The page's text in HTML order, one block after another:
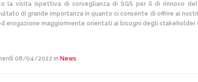
la visita ispettiva di sorveglianza di SGS per il di rinnovo
di grande importanza in quanto ci consente di offrire ai
erogazione maggiormente orientati ai bisogni degli stakeholder
08/04/2022 in News